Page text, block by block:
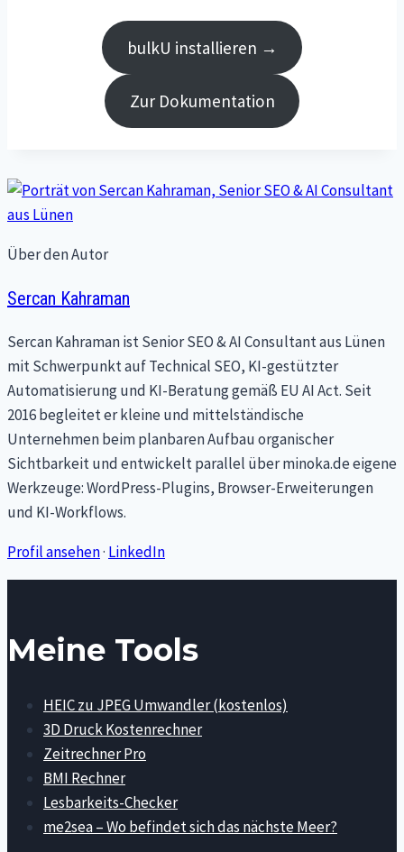
bulkU installieren →
Zur Dokumentation
Über den Autor
Sercan Kahraman
Sercan Kahraman ist Senior SEO & AI Consultant aus Lünen
mit Schwerpunkt auf Technical SEO, KI-gestützter
Automatisierung und KI-Beratung gemäß EU AI Act. Seit
2016 begleitet er kleine und mittelständische
Unternehmen beim planbaren Aufbau organischer
Sichtbarkeit und entwickelt parallel über minoka.de eigene
Werkzeuge: WordPress-Plugins, Browser-Erweiterungen
und KI-Workflows.
Profil ansehen· LinkedIn
Meine Tools
HEIC zu JPEG Umwandler (kostenlos)
3D Druck Kostenrechner
Zeitrechner Pro
BMI Rechner
Lesbarkeits-Checker
me2sea – Wo befindet sich das nächste Meer?